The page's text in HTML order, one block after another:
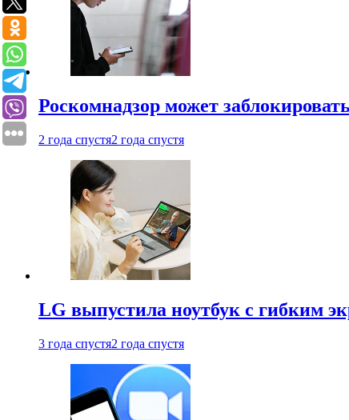
Роскомнадзор может
2 года спустя2 года спустя
LG выпустила ноутбук с гибким
3 года спустя2 года спустя